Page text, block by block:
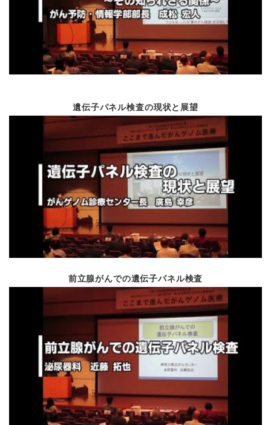
平成29年9月
無料シャトルバス運行
学会報告
イベント報告
平成28年度患者満足
Vol.66 平成29年5月
就任のごあいさつ
新任の紹介
遺伝診療科立ち上げ
ISO15189取得 等
Vol.65 平成29年2月
治験・臨床研究支援へ
臨床研究所みらいシン
市民公開講座
学会報告
Vol.64 平成28年10月
重粒子線治療施設i-
学会報告
イベント報告 等
Vol.63 平成28年6月
就任のごあいさつ
公開講座・講演会
平成27年度患者満足
遺伝子パネル検査の現状と展望
前立腺がんでの遺伝子パネル検査